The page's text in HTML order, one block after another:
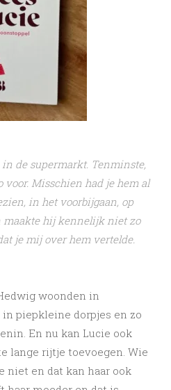
de supermarkt. Tenminste,
voor. Misschien had je hem al
in het voorbijgaan, op
maakte hij kennelijk niet zo
je mij over hem vertelde.
woonden in
piepkleine dorpjes en zo
En nu kan Lucie ook
lange rijtje toevoegen. Wie
niet en dat kan haar ook